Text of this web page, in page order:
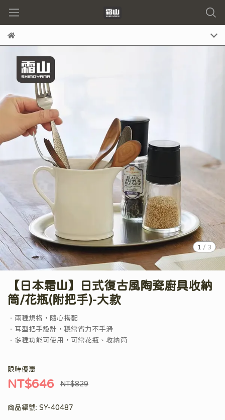
1 / 3
【日本霜山】日式復古風陶瓷廚具收納
筒/花瓶(附把手)-大款
．兩種規格，隨心搭配
．耳型把手設計，穩當省力不手滑
．多種功能可使用，可當花瓶、收納筒
限時優惠
NT$646 NT$829
商品編號: SY-40487